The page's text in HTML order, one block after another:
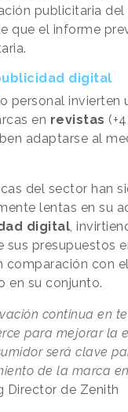
publicitaria
que el informe
digital
personal invierten
en revistas
adaptarse al
del sector han
lentas en su
digital ,
sus presupuestos
comparación con el
en su conjunto.
continua en
para mejorar la
será clave
de la marca
Director de Zenith